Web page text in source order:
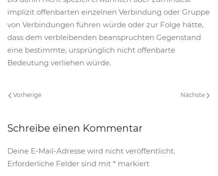
implizit offenbarten einzelnen Verbindung oder Gruppe
von Verbindungen führen würde oder zur Folge hätte,
dass dem verbleibenden beanspruchten Gegenstand
eine bestimmte, ursprünglich nicht offenbarte
Bedeutung verliehen würde.
Vorherige Nächste
Schreibe einen Kommentar
Deine E-Mail-Adresse wird nicht veröffentlicht.
Erforderliche Felder sind mit * markiert